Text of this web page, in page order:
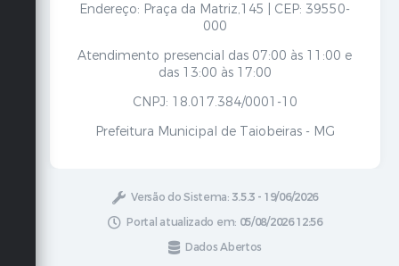
Endereço: Praça da Matriz,145 | CEP: 39550-
000
Atendimento presencial das 07:00 às 11:00 e
das 13:00 às 17:00
CNPJ: 18.017.384/0001-10
Prefeitura Municipal de Taiobeiras - MG
Versão do Sistema: 3.5.3 - 19/06/2026
Portal atualizado em: 05/08/2026 12:56
Dados Abertos